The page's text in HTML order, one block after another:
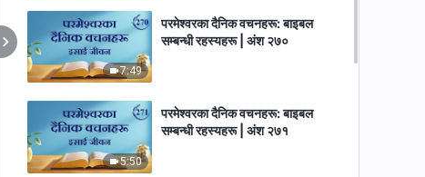
7:49
परमेश्‍वरका दैनिक वचनहरू: बाइबल
सम्‍बन्धी रहस्यहरू | अंश २७०
5:50
परमेश्‍वरका दैनिक वचनहरू: बाइबल
सम्‍बन्धी रहस्यहरू | अंश २७१